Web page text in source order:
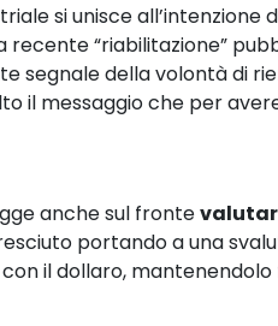
si unisce
recente “riabilitazione”
segnale della volontà di
il messaggio che per
anche sul fronte
portando a una
il dollaro,